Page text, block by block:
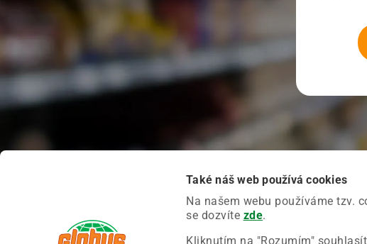
Také náš web používá cookies
Na našem webu používáme tzv.
se dozvíte zde.
Kliknutím na "Rozumím"